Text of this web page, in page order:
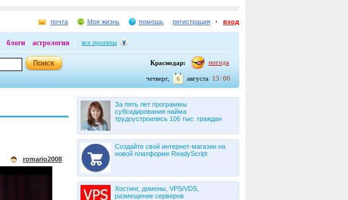
почта Моя жизнь помощь регистрация вход
блоги астрология все проекты
Краснодар: погода
13 : 00
августа
6
четверг,
За пять лет программы
субсидирования найма
трудоустроились 106 тыс. граждан
Создайте свой интернет-магазин на
новой платформе ReadyScript
Хостинг, домены, VPS/VDS,
размещение серверов
romario2008